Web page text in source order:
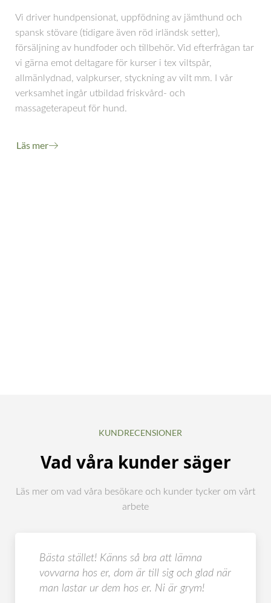
Vi driver hundpensionat, uppfödning av jämthund och
spansk stövare (tidigare även röd irländsk setter),
försäljning av hundfoder och tillbehör. Vid efterfrågan tar
vi gärna emot deltagare för kurser i tex viltspår,
allmänlydnad, valpkurser, styckning av vilt mm. I vår
verksamhet ingår utbildad friskvård- och
massageterapeut för hund.
Läs mer
KUNDRECENSIONER
Vad våra kunder säger
Läs mer om vad våra besökare och kunder tycker om vårt
arbete
Bästa stället! Känns så bra att lämna
vovvarna hos er, dom är till sig och glad när
man lastar ur dem hos er. Ni är grym!